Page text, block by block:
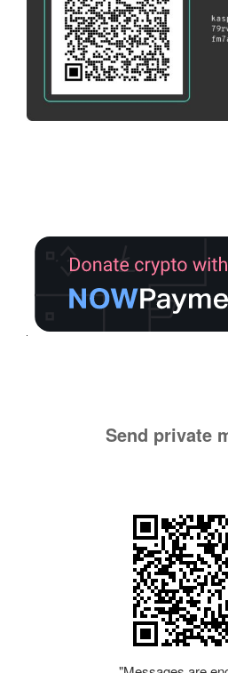
Send private